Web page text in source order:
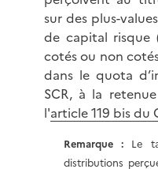
sur des plus-
de capital risque
cotés ou non
dans le quota
SCR, à la
l'article 119 bis du
Remarque : Le
distributions